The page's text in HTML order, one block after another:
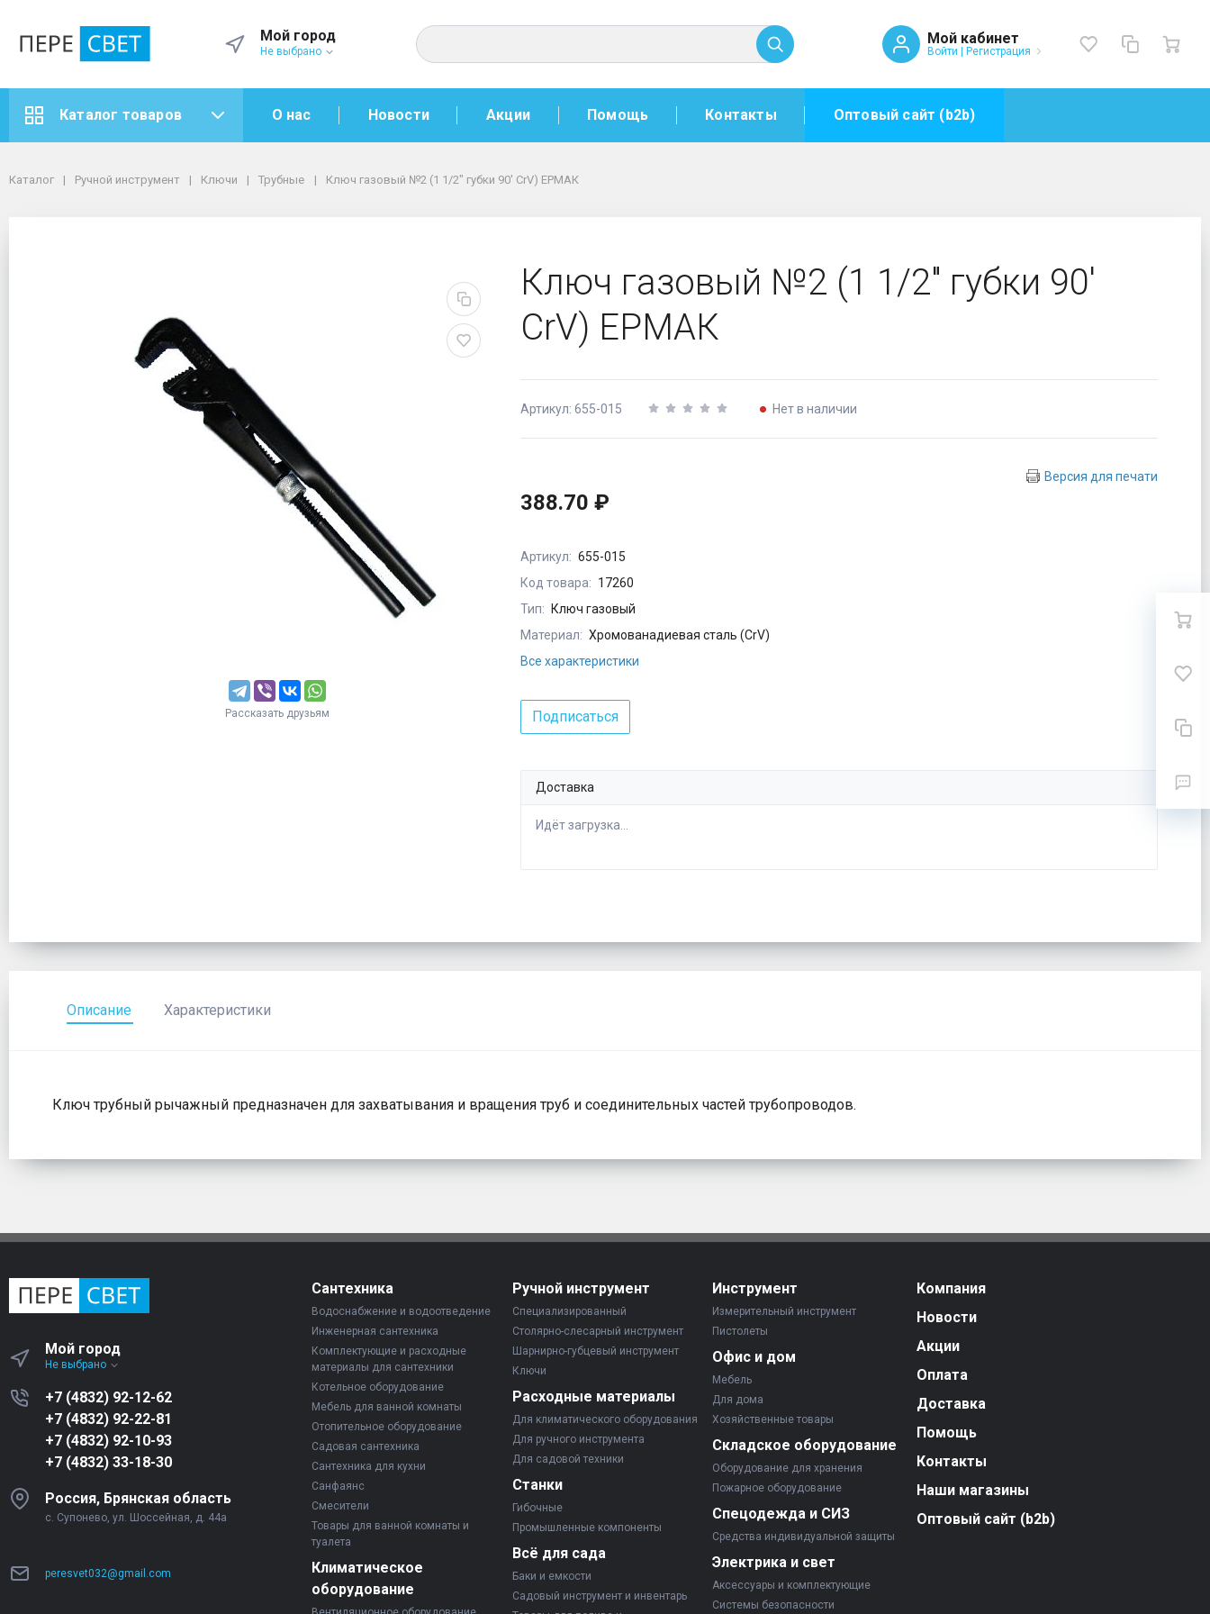
Мой город
Не выбрано
Мой кабинет
Войти | Регистрация
Каталог товаров О нас Новости Акции Помощь Контакты Оптовый сайт (b2b)
Каталог
Ручной инструмент
Трубные
Ключ газовый №2 (1 1/2" губки 90' CrV) ЕРМАК
Каталог Ручной инструмент Ключи Трубные Ключ газовый №2 (1 1/2" губки 90' CrV) ЕРМАК
Рассказать друзьям
Ключ газовый №2 (1 1/2" губки 90'
CrV) ЕРМАК
Артикул: 655-015 Нет в наличии
Версия для печати
388.70 ₽
Артикул: 655-015
Код товара: 17260
Тип:
Ключ газовый
Материал: Хромованадиевая сталь (CrV)
Все характеристики
Подписаться
Доставка
Идёт загрузка...
Описание Характеристики
Ключ трубный рычажный предназначен для захватывания и вращения труб и соединительных частей трубопроводов.
Мой город
Не выбрано
+7 (4832) 92-12-62
+7 (4832) 92-22-81
+7 (4832) 92-10-93
+7 (4832) 33-18-30
Россия, Брянская область
с. Супонево, ул. Шоссейная, д. 44а
peresvet032@gmail.com
Сантехника
Водоснабжение и водоотведение
Инженерная сантехника
Комплектующие и расходные
материалы для сантехники
Котельное оборудование
Мебель для ванной комнаты
Отопительное оборудование
Садовая сантехника
Сантехника для кухни
Санфаянс
Смесители
Товары для ванной комнаты и
туалета
Климатическое
оборудование
Ручной инструмент
Специализированный
Столярно-слесарный инструмент
Шарнирно-губцевый инструмент
Ключи
Расходные материалы
Для климатического оборудования
Для ручного инструмента
Для садовой техники
Станки
Гибочные
Промышленные компоненты
Всё для сада
Баки и емкости
Садовый инструмент и инвентарь
Инструмент
Измерительный инструмент
Пистолеты
Офис и дом
Мебель
Для дома
Хозяйственные товары
Складское оборудование
Оборудование для хранения
Пожарное оборудование
Спецодежда и СИЗ
Средства индивидуальной защиты
Электрика и свет
Аксессуары и комплектующие
Системы безопасности
Компания
Новости
Акции
Оплата
Доставка
Помощь
Контакты
Наши магазины
Оптовый сайт (b2b)